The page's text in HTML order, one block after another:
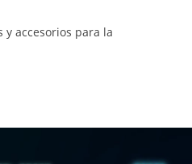
y accesorios para la